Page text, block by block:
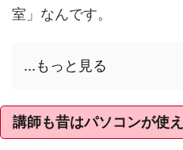
室」なんです。
...もっと見る
講師も昔はパソコンが使